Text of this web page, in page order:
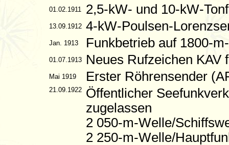
01.02.1911 2,5-kW- und 10-kW-
13.09.1912 4-kW-Poulsen-
Jan. 1913 Funkbetrieb auf 1800-
01.07.1913 Neues Rufzeichen KAV
Mai 1919 Erster Röhrensender
21.09.1922 Öffentlicher
zugelassen
2 050-m-Welle/
2 250-m-Welle/